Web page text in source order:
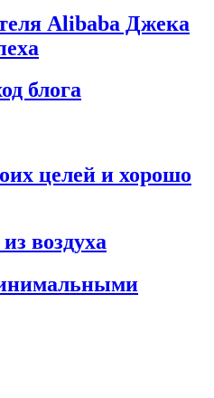
Alibaba Джека
блога
целей и хорошо
воздуха